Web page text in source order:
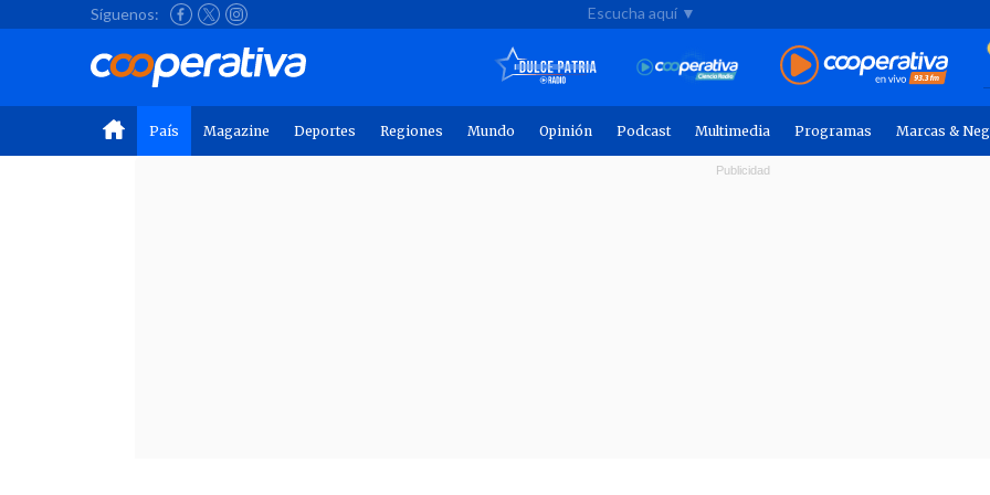
Síguenos: Escucha aquí ▼
País Magazine Deportes Regiones Mundo Opinión Podcast Multimedia Programas Marcas &